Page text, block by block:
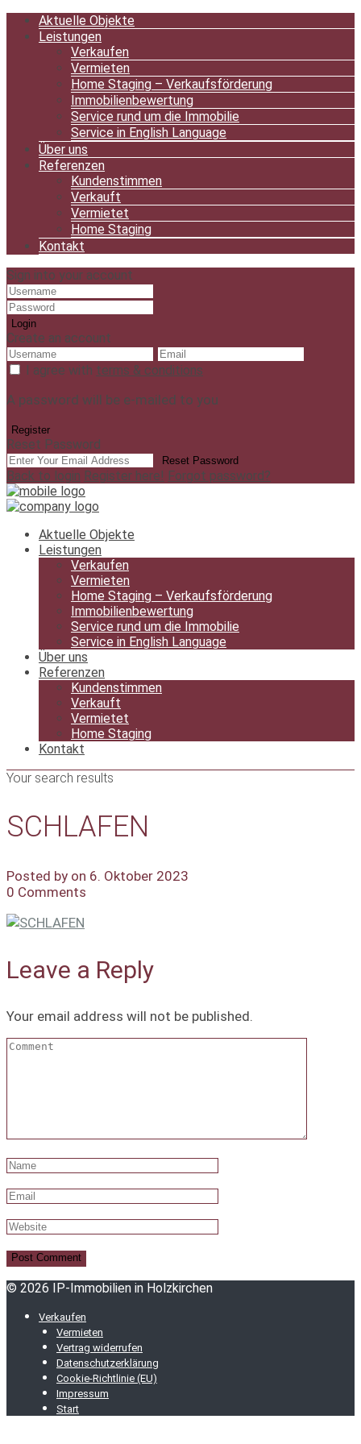
Aktuelle Objekte
Leistungen
Verkaufen
Vermieten
Home Staging – Verkaufsförderung
Immobilienbewertung
Service rund um die Immobilie
Service in English Language
Über uns
Referenzen
Kundenstimmen
Verkauft
Vermietet
Home Staging
Kontakt
Sign into your account
Login
Create an account
I agree with terms & conditions
A password will be e-mailed to you
Register
Reset Password
Reset Password
Back to login Register here! Forgot password?
Aktuelle Objekte
Leistungen
Verkaufen
Vermieten
Home Staging – Verkaufsförderung
Immobilienbewertung
Service rund um die Immobilie
Service in English Language
Über uns
Referenzen
Kundenstimmen
Verkauft
Vermietet
Home Staging
Kontakt
Your search results
SCHLAFEN
Posted by on 6. Oktober 2023
0 Comments
Leave a Reply
Your email address will not be published.
© 2026 IP-Immobilien in Holzkirchen
Verkaufen
Vermieten
Vertrag widerrufen
Datenschutzerklärung
Cookie-Richtlinie (EU)
Impressum
Start